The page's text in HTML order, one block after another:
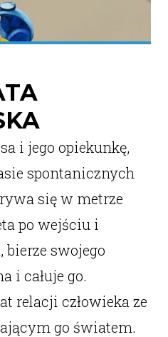
i jego opiekunkę,
spontanicznych
się w metrze
po wejściu i
swojego
i całuje go.
relacji człowieka ze
go światem.